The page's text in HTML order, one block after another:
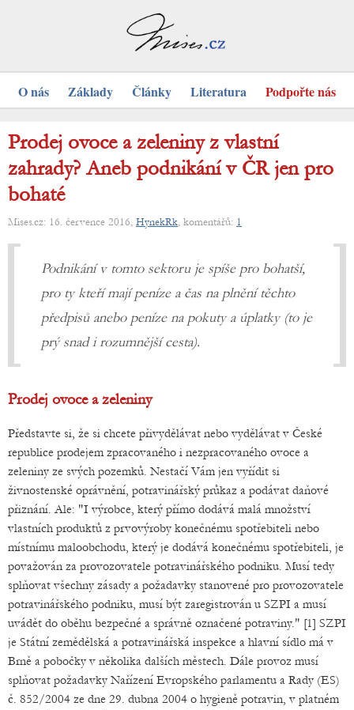
O nás Základy Články Literatura Podpořte nás
Prodej ovoce a zeleniny z vlastní
zahrady? Aneb podnikání v ČR jen pro
bohaté
Mises.cz: 16. července 2016, HynekRk, komentářů: 1
Podnikání v tomto sektoru je spíše pro bohatší,
pro ty kteří mají peníze a čas na plnění těchto
předpisů anebo peníze na pokuty a úplatky (to je
prý snad i rozumnější cesta).
Prodej ovoce a zeleniny
Představte si, že si chcete přivydělávat nebo vydělávat v České
republice prodejem zpracovaného i nezpracovaného ovoce a
zeleniny ze svých pozemků. Nestačí Vám jen vyřídit si
živnostenské oprávnění, potravinářský průkaz a podávat daňové
přiznání. Ale: "I výrobce, který přímo dodává malá množství
vlastních produktů z prvovýroby konečnému spotřebiteli nebo
místnímu maloobchodu, který je dodává konečnému spotřebiteli, je
považován za provozovatele potravinářského podniku. Musí tedy
splňovat všechny zásady a požadavky stanovené pro provozovatele
potravinářského podniku, musí být zaregistrován u SZPI a musí
uvádět do oběhu bezpečné a správně označené potraviny." [1] SZPI
je Státní zemědělská a potravinářská inspekce a hlavní sídlo má v
Brně a pobočky v několika dalších městech. Dále provoz musí
splňovat požadavky Nařízení Evropského parlamentu a Rady (ES)
č. 852/2004 ze dne 29. dubna 2004 o hygieně potravin, v platném